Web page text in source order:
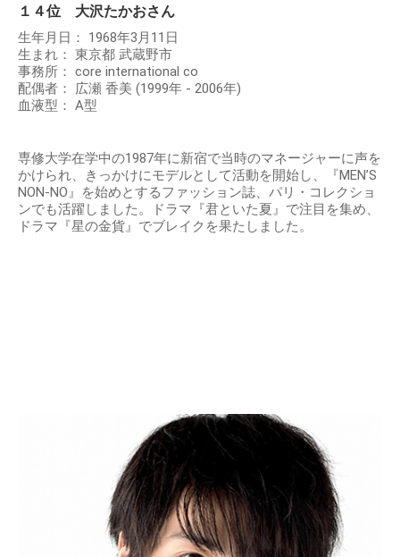
１４位 大沢たかおさん
生年月日： 1968年3月11日
生まれ： 東京都 武蔵野市
事務所： core international co
配偶者： 広瀬 香美 (1999年 - 2006年)
血液型： A型
専修大学在学中の1987年に新宿で当時のマネージャーに声を
かけられ、きっかけにモデルとして活動を開始し、『MEN’S
NON-NO』を始めとするファッション誌、パリ・コレクショ
ンでも活躍しました。ドラマ『君といた夏』で注目を集め、
ドラマ『星の金貨』でブレイクを果たしました。